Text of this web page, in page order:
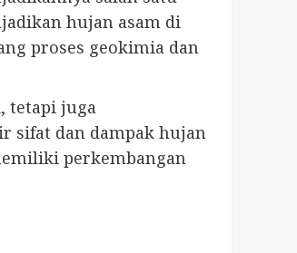
hujan asam di
proses geokimia dan
tetapi juga
sifat dan dampak hujan
perkembangan